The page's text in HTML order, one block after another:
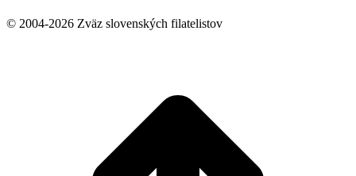
© 2004-2026 Zväz slovenských filatelistov